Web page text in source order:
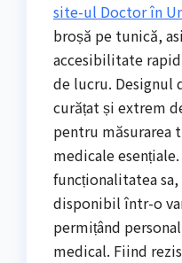
site-ul Doctor în
broșă pe tunică,
accesibilitate
de lucru. Designul
curățat și extrem
pentru
medicale
funcționalitatea sa,
disponibil într-o
permițând
medical. Fiind